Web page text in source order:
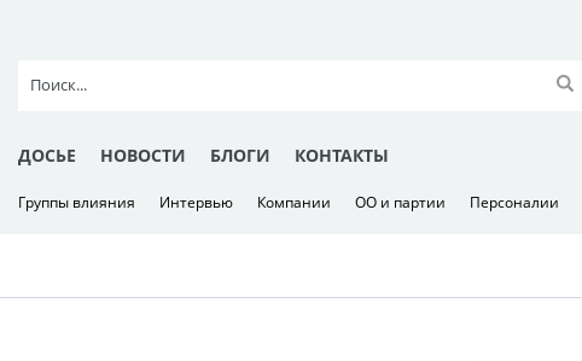
ДОСЬЕ НОВОСТИ БЛОГИ КОНТАКТЫ
Группы влияния Интервью Компании ОО и партии Персоналии